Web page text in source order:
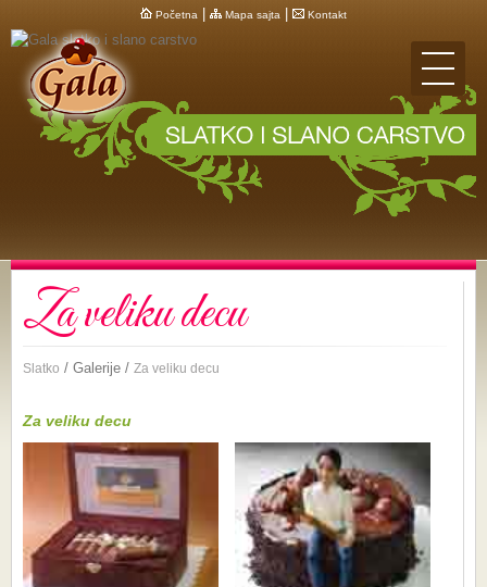
Početna Mapa sajta Kontakt
Za veliku decu
Slatko / Galerije / Za veliku decu
Za veliku decu